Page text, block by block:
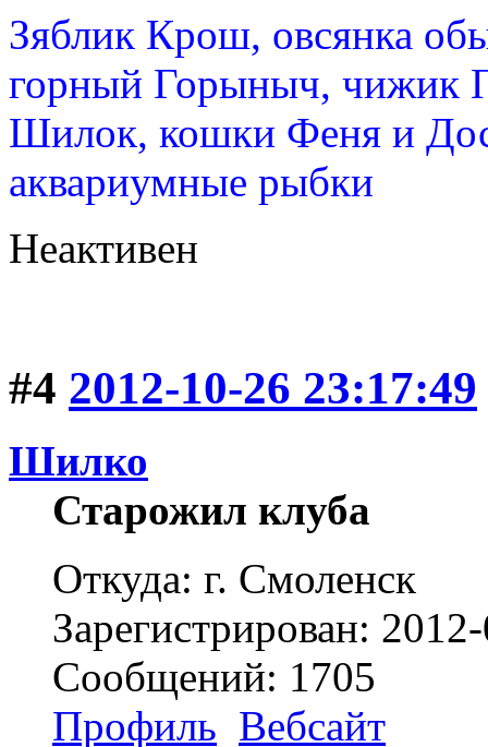
Зяблик Крош, овсянка
горный Горыныч, чижик
Шилок, кошки Феня и
аквариумные рыбки
Неактивен
#4 2012-10-26 23:17:49
Шилко
Старожил клуба
Откуда: г. Смоленск
Зарегистрирован:
Сообщений: 1705
Профиль Вебсайт